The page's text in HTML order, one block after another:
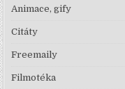
Animace, gify
Citáty
Freemaily
Filmotéka